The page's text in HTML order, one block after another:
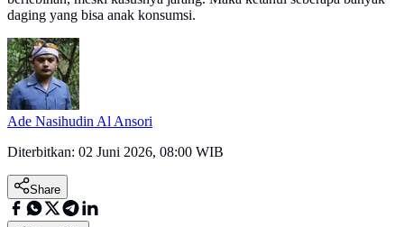
daging yang bisa anak konsumsi.
Ade Nasihudin Al Ansori
Diterbitkan: 02 Juni 2026, 08:00 WIB
Share